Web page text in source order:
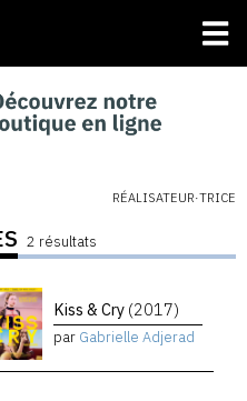
RÉALISATEUR·TRICE
2 résultats
Kiss & Cry (2017)
par Gabrielle Adjerad